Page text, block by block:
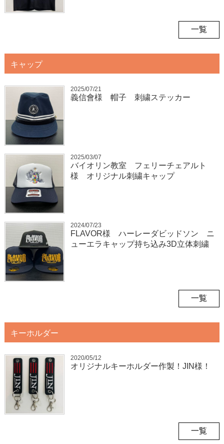
一覧
キャップ
2025/07/21
義信會様 帽子 刺繍ステッカー
2025/03/07
バイオリン教室 フェリーチェアルト
様 オリジナル刺繍キャップ
2024/07/23
FLAVOR様 ハーレーダビッドソン ニ
ューエラキャップ持ち込み3D立体刺繍
一覧
キーホルダー
2020/05/12
オリジナルキーホルダー作製！JIN様！
一覧